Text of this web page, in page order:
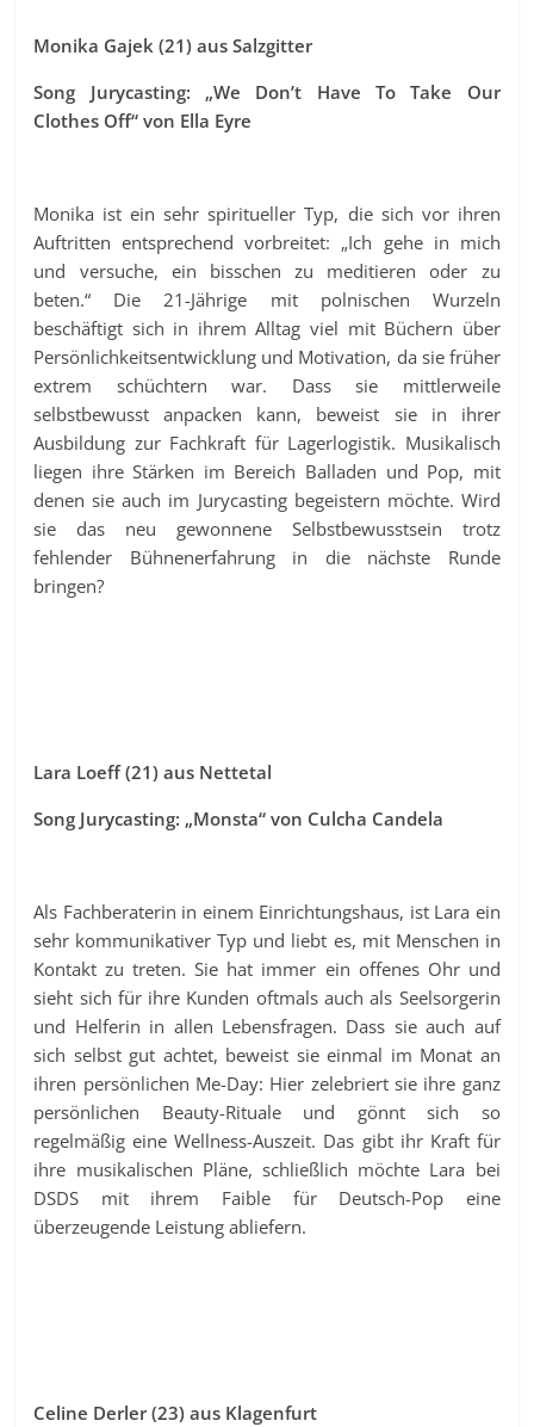
Monika Gajek (21) aus Salzgitter
Song Jurycasting: „We Don’t Have To Take Our
Clothes Off“ von Ella Eyre
Monika ist ein sehr spiritueller Typ, die sich vor ihren
Auftritten entsprechend vorbreitet: „Ich gehe in mich
und versuche, ein bisschen zu meditieren oder zu
beten.“ Die 21-Jährige mit polnischen Wurzeln
beschäftigt sich in ihrem Alltag viel mit Büchern über
Persönlichkeitsentwicklung und Motivation, da sie früher
extrem schüchtern war. Dass sie mittlerweile
selbstbewusst anpacken kann, beweist sie in ihrer
Ausbildung zur Fachkraft für Lagerlogistik. Musikalisch
liegen ihre Stärken im Bereich Balladen und Pop, mit
denen sie auch im Jurycasting begeistern möchte. Wird
sie das neu gewonnene Selbstbewusstsein trotz
fehlender Bühnenerfahrung in die nächste Runde
bringen?
Lara Loeff (21) aus Nettetal
Song Jurycasting: „Monsta“ von Culcha Candela
Als Fachberaterin in einem Einrichtungshaus, ist Lara ein
sehr kommunikativer Typ und liebt es, mit Menschen in
Kontakt zu treten. Sie hat immer ein offenes Ohr und
sieht sich für ihre Kunden oftmals auch als Seelsorgerin
und Helferin in allen Lebensfragen. Dass sie auch auf
sich selbst gut achtet, beweist sie einmal im Monat an
ihren persönlichen Me-Day: Hier zelebriert sie ihre ganz
persönlichen Beauty-Rituale und gönnt sich so
regelmäßig eine Wellness-Auszeit. Das gibt ihr Kraft für
ihre musikalischen Pläne, schließlich möchte Lara bei
DSDS mit ihrem Faible für Deutsch-Pop eine
überzeugende Leistung abliefern.
Celine Derler (23) aus Klagenfurt